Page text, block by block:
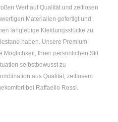
Wert auf Qualität und zeitlosen
Materialien gefertigt und
langlebige Kleidungsstücke zu
haben. Unsere Premium-
Möglichkeit, Ihren persönlichen Stil
selbstbewusst zu
aus Qualität, zeitlosem
bei Raffaello Rossi.